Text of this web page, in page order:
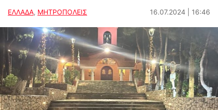
ΕΛΛΑΔΑ, ΜΗΤΡΟΠΟΛΕΙΣ 16.07.2024 | 16:46